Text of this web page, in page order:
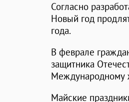
Согласно
Новый год
года.
В феврале
защитника
Международному
Майские